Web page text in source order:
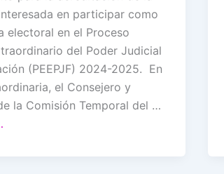
en participar como
electoral en el Proceso
del Poder Judicial
(PEEPJF) 2024-2025. En
el Consejero y
la Comisión Temporal del …